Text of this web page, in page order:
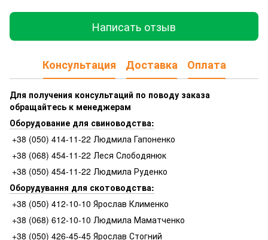
Написать отзыв
Консультация Доставка Оплата
Для получения консультаций по поводу заказа
обращайтесь к менеджерам
Оборудование для свиноводства:
+38 (050) 414-11-22 Людмила Гапоненко
+38 (068) 454-11-22 Леся Слободянюк
+38 (050) 454-11-22 Людмила Руденко
Оборудування для скотоводства:
+38 (050) 412-10-10 Ярослав Клименко
+38 (068) 612-10-10 Людмила Маматченко
+38 (050) 426-45-45 Ярослав Стогний